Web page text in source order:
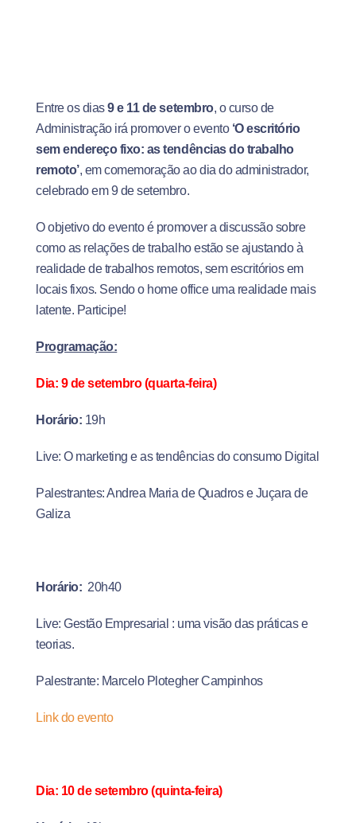
Entre os dias9 e 11 de setembro, o curso de
Administração irá promover o evento ‘O escritório
sem endereço fixo: as tendências do trabalho
remoto’, em comemoração ao dia do administrador,
celebrado em 9 de setembro.
O objetivo do evento é promover a discussão sobre
como as relações de trabalho estão se ajustando à
realidade de trabalhos remotos, sem escritórios em
locais fixos. Sendo o home office uma realidade mais
latente. Participe!
Programação:
Dia: 9 de setembro (quarta-feira)
Horário: 19h
Live: O marketing e as tendências do consumo Digital
Palestrantes: Andrea Maria de Quadros e Juçara de
Galiza
Horário: 20h40
Live: Gestão Empresarial : uma visão das práticas e
teorias.
Palestrante: Marcelo Plotegher Campinhos
Link do evento
Dia: 10 de setembro (quinta-feira)